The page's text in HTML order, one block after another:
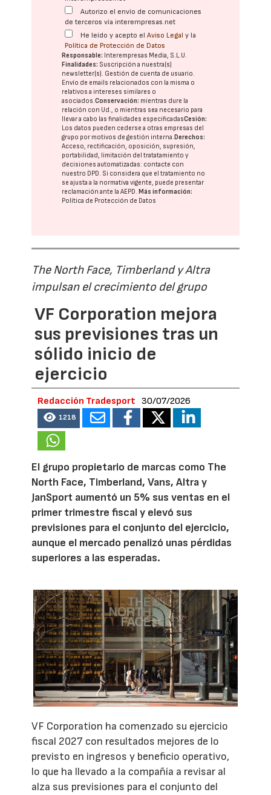
Autorizo el envío de comunicaciones
de terceros vía interempresas.net
He leído y acepto elAviso Legal y la
Política de Protección de Datos
Responsable: Interempresas Media, S.L.U.
Finalidades: Suscripción a nuestra(s)
newsletter(s). Gestión de cuenta de usuario.
Envío de emails relacionados con la misma o
relativos a intereses similares o
asociados.Conservación: mientras dure la
relación con Ud., o mientras sea necesario para
llevar a cabo las finalidades especificadasCesión:
Los datos pueden cederse a otras empresas del
grupo por motivos de gestión interna.Derechos:
Acceso, rectificación, oposición, supresión,
portabilidad, limitación del tratatamiento y
decisiones automatizadas: contacte con
nuestro DPD. Si considera que el tratamiento no
se ajusta a la normativa vigente, puede presentar
reclamación ante laAEPD.Más información:
Política de Protección de Datos
The North Face, Timberland y Altra
impulsan el crecimiento del grupo
VF Corporation mejora
sus previsiones tras un
sólido inicio de
ejercicio
Redacción Tradesport 30/07/2026
1218
El grupo propietario de marcas como The
North Face, Timberland, Vans, Altra y
JanSport aumentó un 5% sus ventas en el
primer trimestre fiscal y elevó sus
previsiones para el conjunto del ejercicio,
aunque el mercado penalizó unas pérdidas
superiores a las esperadas.
VF Corporation ha comenzado su ejercicio
fiscal 2027 con resultados mejores de lo
previsto en ingresos y beneficio operativo,
lo que ha llevado a la compañía a revisar al
alza sus previsiones para el conjunto del